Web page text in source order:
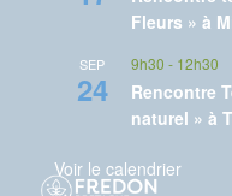
Fleurs » à
SEP
24
9h30 - 12h30
Rencontre
naturel » à
Voir le calendrier